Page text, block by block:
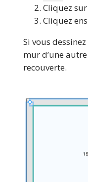
Cliquez
Cliquez
Si vous
mur d’une
recouverte.